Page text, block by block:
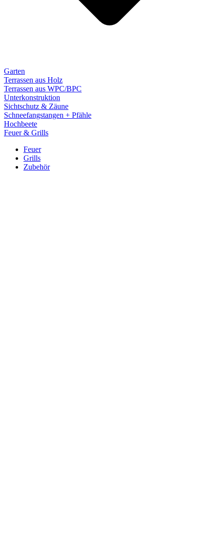
Garten
Terrassen aus Holz
Terrassen aus WPC/BPC
Unterkonstruktion
Sichtschutz & Zäune
Schneefangstangen + Pfähle
Hochbeete
Feuer & Grills
Feuer
Grills
Zubehör